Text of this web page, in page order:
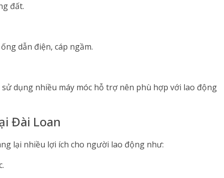
đất.
dẫn điện, cáp ngầm.
dụng nhiều máy móc hỗ trợ nên phù hợp với lao động
Đài Loan
lại nhiều lợi ích cho người lao động như: